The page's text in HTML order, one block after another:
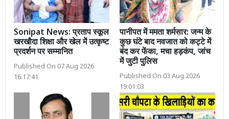
Sonipat News: प्रताप स्कूल
खरखौदा शिक्षा और खेल में उत्कृष्ट
प्रदर्शन पर सम्मानित
Published On 07 Aug 2026
16:17:41
पानीपत में ममता शर्मसार: जन्म के
कुछ घंटे बाद नवजात को कट्टे में
बंद कर फेंका, मचा हड़कंप, जांच
में जुटी पुलिस
Published On 03 Aug 2026
19:01:03